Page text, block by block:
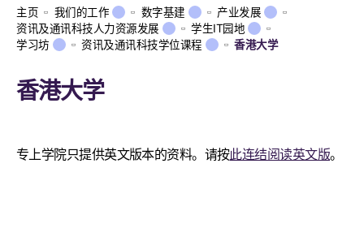
主页 我们的工作 数字基建
产业发展
资讯及通讯科技人力资源发展
学生IT园地
学习坊
资讯及通讯科技学位课程 香港大学
香港大学
专上学院只提供英文版本的资料。请按此连结阅读英文版。